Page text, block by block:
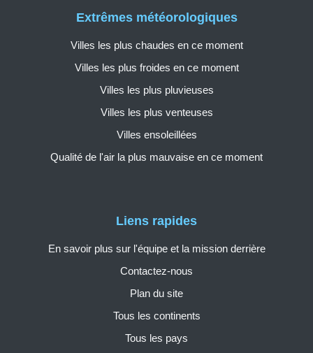
Liens rapides
En savoir plus sur l'équipe et la mission derrière
Contactez-nous
Plan du site
Tous les continents
Tous les pays
Extrêmes météorologiques
Villes les plus chaudes en ce moment
Villes les plus froides en ce moment
Villes les plus pluvieuses
Villes les plus venteuses
Villes ensoleillées
Qualité de l'air la plus mauvaise en ce moment